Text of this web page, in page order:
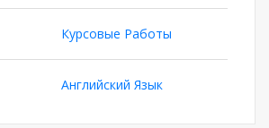
Курсовые Работы
Английский Язык